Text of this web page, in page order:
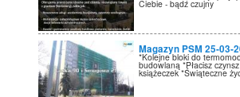
Ciebie - bądź czujny
Magazyn PSM 25-03-
*Kolejne bloki do
budowlaną *Płacisz
książeczek *Świąteczne